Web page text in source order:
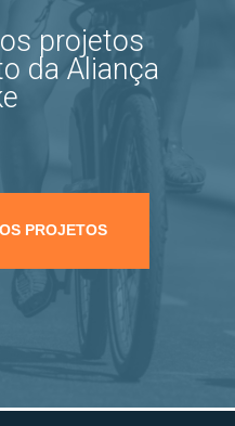
projetos
da Aliança
PROJETOS